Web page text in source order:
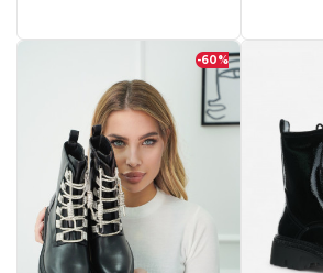
-60%